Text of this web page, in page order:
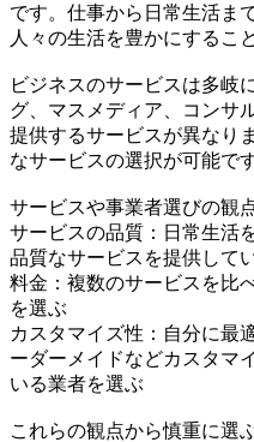
です。仕事から日常生活ま
人々の生活を豊かにするこ
ビジネスのサービスは多岐
グ、マスメディア、コンサ
提供するサービスが異なり
なサービスの選択が可能です
サービスや事業者選びの観
サービスの品質：日常生活
品質なサービスを提供して
料金：複数のサービスを比
を選ぶ
カスタマイズ性：自分に最
ーダーメイドなどカスタマ
いる業者を選ぶ
これらの観点から慎重に選